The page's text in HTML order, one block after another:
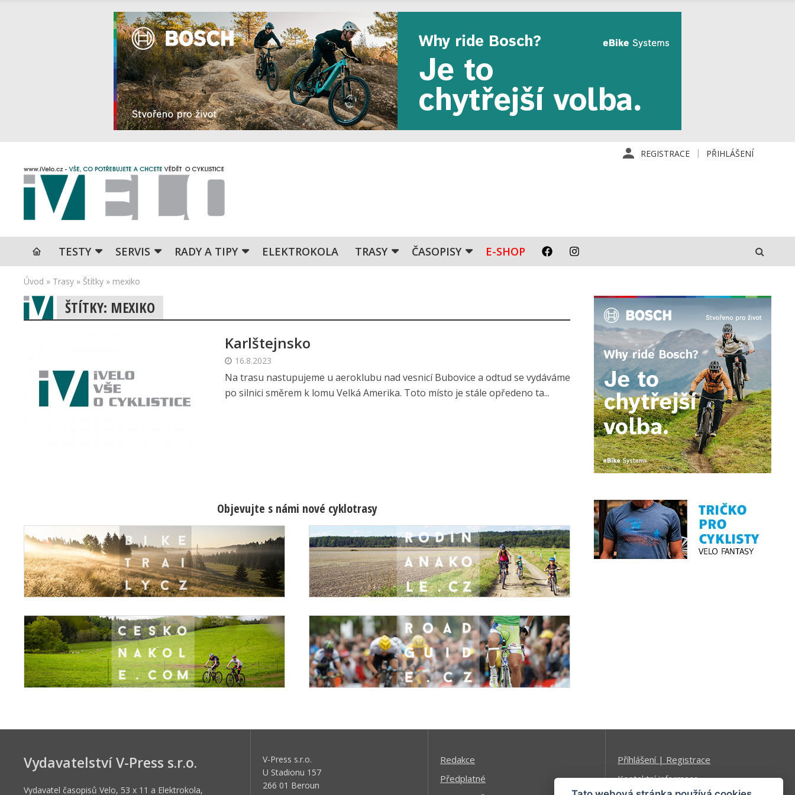
REGISTRACE PŘIHLÁŠENÍ
TESTY SERVIS RADY A TIPY ELEKTROKOLA TRASY ČASOPISY E-SHOP
Úvod » Trasy » Štítky » mexiko
ŠTÍTKY: MEXIKO
Karlštejnsko
16.8.2023
Na trasu nastupujeme u aeroklubu nad vesnicí Bubovice a odtud se vydáváme
po silnici směrem k lomu Velká Amerika. Toto místo je stále opředeno ta...
Objevujte s námi nové cyklotrasy
Vydavatelství V-Press s.r.o.
Vydavatel časopisů Velo, 53 x 11 a Elektrokola,
V-Press s.r.o.
U Stadionu 157
266 01 Beroun
Redakce
Předplatné
Příhlášení | Registrace
Kontaktní informace